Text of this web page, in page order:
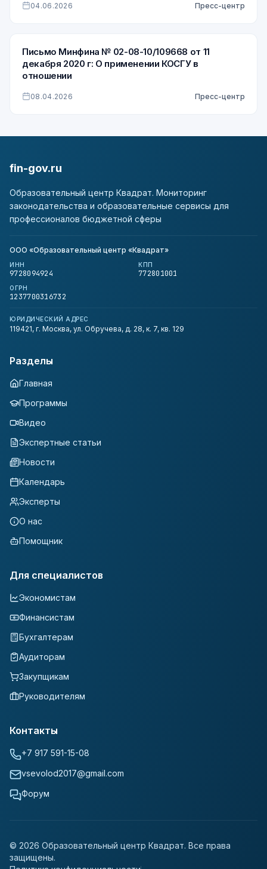
доходам»
04.06.2026 Пресс-центр
Письмо Минфина № 02-08-10/109668 от 11
декабря 2020 г: О применении КОСГУ в
отношении
08.04.2026 Пресс-центр
fin-gov.ru
Образовательный центр Квадрат. Мониторинг
законодательства и образовательные сервисы для
профессионалов бюджетной сферы
ООО «Образовательный центр «Квадрат»
ИНН
9728094924
КПП
772801001
ОГРН
1237700316732
ЮРИДИЧЕСКИЙ АДРЕС
119421, г. Москва, ул. Обручева, д. 28, к. 7, кв. 129
Разделы
Главная
Программы
Видео
Экспертные статьи
Новости
Календарь
Эксперты
О нас
Помощник
Для специалистов
Экономистам
Финансистам
Бухгалтерам
Аудиторам
Закупщикам
Руководителям
Контакты
+7 917 591-15-08
vsevolod2017@gmail.com
Форум
© 2026 Образовательный центр Квадрат. Все права
защищены.